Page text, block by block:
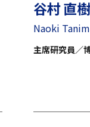
谷村 直樹
Naoki
主席研究員／